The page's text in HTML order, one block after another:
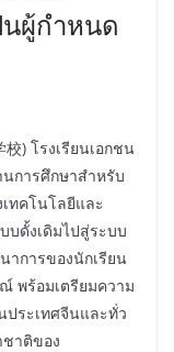
นผู้กำหนด
) โรงเรียนเอกชน
นการศึกษาสำหรับ
ทคโนโลยีและ
ดั้งเดิมไปสู่ระบบ
าการของนักเรียน
พร้อมเตรียมความ
ประเทศจีนและทั่ว
าติของ